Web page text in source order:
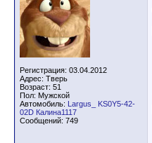
Регистрация: 03.04.2012
Адрес: Тверь
Возраст: 51
Пол: Мужской
Автомобиль: Largus_ KS0Y5-42-
02D Калина1117
Сообщений: 749